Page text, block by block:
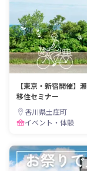
【東京・新宿開催】
移住セミナー
香川県土庄町
イベント・体験